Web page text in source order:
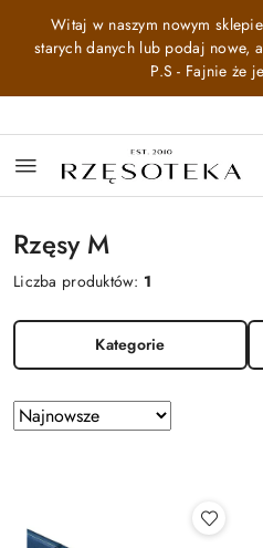
Przejdź do treści
Przejdź do wyszukiwarki
Przejdź do moje konto
Przejdź do menu
Przejdź do stopki
Witaj w naszym nowym
starych danych lub podaj nowe,
P.S - Fajnie że
Rzęsy M
Liczba produktów: 1
Kategorie
Zastosowano
sortowanie:
Sortuj
według